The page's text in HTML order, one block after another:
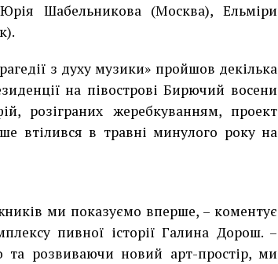
Шабельникова (Москва), Ельміри
з духу музики» пройшов декілька
на півострові Бирючий восени
розіграних жеребкуванням, проект
втілився в травні минулого року на
ми показуємо вперше, – коментує
пивної історії Галина Дорош. –
та розвиваючи новий арт-простір, ми